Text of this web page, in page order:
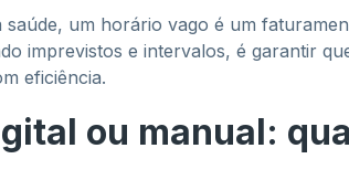
saúde, um horário vago é um
imprevistos e intervalos, é garantir
eficiência.
ou manual: